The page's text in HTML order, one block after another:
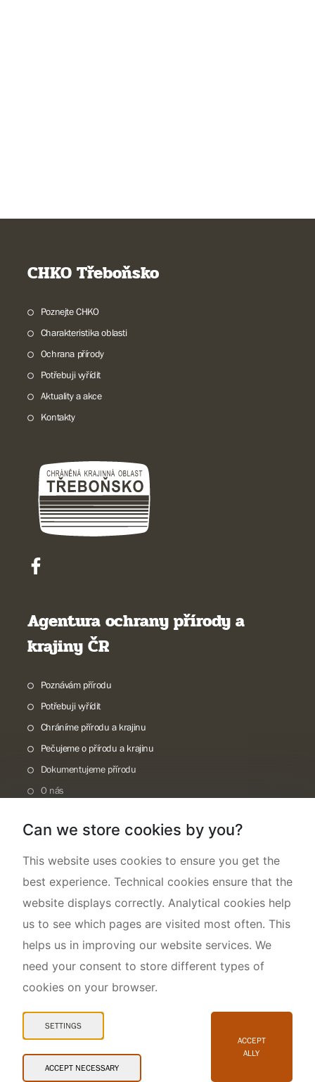
CHKO Třeboňsko
Poznejte CHKO
Charakteristika oblasti
Ochrana přírody
Potřebuji vyřídit
Aktuality a akce
Kontakty
Agentura ochrany přírody a
krajiny ČR
Poznávám přírodu
Potřebuji vyřídit
Chráníme přírodu a krajinu
Pečujeme o přírodu a krajinu
Dokumentujeme přírodu
O nás
Snadné čtení
Can we store cookies by you?
This website uses cookies to ensure you get the
best experience. Technical cookies ensure that the
website displays correctly. Analytical cookies help
us to see which pages are visited most often. This
helps us in improving our website services. We
need your consent to store different types of
cookies on your browser.
SETTINGS
ACCEPT NECESSARY
ACCEPT
ALLY